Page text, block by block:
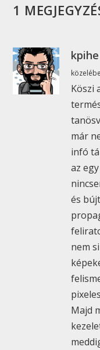
1
kpihe
Köszi
már
infó
az
és
nem
Majd